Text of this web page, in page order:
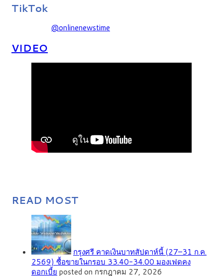
TikTok
@onlinenewstime
VIDEO
READ MOST
กรุงศรี คาดเงินบาทสัปดาห์นี้ (27–31 ก.ค.
2569) ซื้อขายในกรอบ 33.40-34.00 มองเฟดคง
ดอกเบี้ย posted on กรกฎาคม 27, 2026